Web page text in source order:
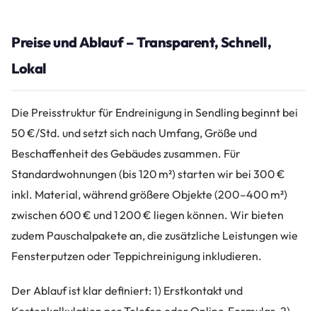
Preise und Ablauf – Transparent, Schnell,
Lokal
Die Preisstruktur für Endreinigung in Sendling beginnt bei
50 €/Std. und setzt sich nach Umfang, Größe und
Beschaffenheit des Gebäudes zusammen. Für
Standardwohnungen (bis 120 m²) starten wir bei 300 €
inkl. Material, während größere Objekte (200–400 m²)
zwischen 600 € und 1 200 € liegen können. Wir bieten
zudem Pauschalpakete an, die zusätzliche Leistungen wie
Fensterputzen oder Teppichreinigung inkludieren.
Der Ablauf ist klar definiert: 1) Erstkontakt und